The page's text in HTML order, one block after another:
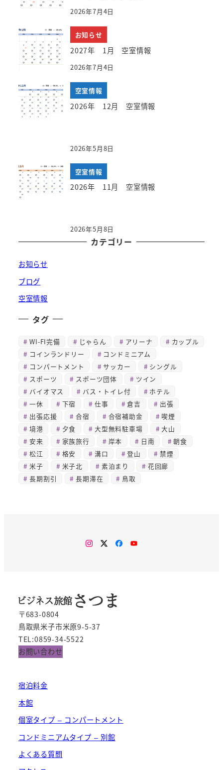
2026年7月4日
お知らせ
2027年 1月 空室情報
2026年7月4日
空室情報
2026年 12月 空室情報
2026年5月8日
空室情報
2026年 11月 空室情報
2026年5月8日
カテゴリー
お知らせ
ブログ
空室情報
タグ
WI-FI完備 じゃらん アリーナ
カップル
コインランドリー
コンドミニアム
コンパートメント
サッカー
シングル
スポーツ
スポーツ団体
ツイン
バイオマス
バス・トイレ付
ホテル
一休
下宿 仕事 倉吉
出張
出張応援
合宿 合宿補助金
喫煙
境港
夕食 大型無料駐車場
大山
安来
家族旅行 岸本 日南
朝食
松江
格安 溝口 登山
禁煙
米子
米子北 素泊まり
花回廊
長期割引
長期滞在 鳥取
Instagram
Twitter
Facebook
You
〒683-0804
鳥取県米子市米原9-5-37
TEL:0859-34-5522
お問い合わせ
宿泊料金
本館
個室タイプ – コンパートメント
コンドミニアムタイプ – 別館
よくある質問